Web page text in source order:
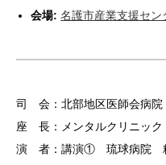
会場: 名護市産業支援セン
司 会：北部地区医師会
座 長：メンタルクリニ
演 者：講演① 琉球病院